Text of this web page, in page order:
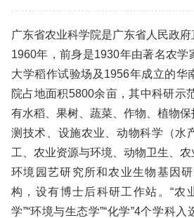
广东省农业科学院是广东省人民政
1960年，前身是1930年由著名农学
大学稻作试验场及1956年成立的华
院占地面积5800余亩，其中科研示
有水稻、果树、蔬菜、作物、植物
测技术、设施农业、动物科学（水
工、农业资源与环境、动物卫生、农
环境园艺研究所和农业生物基因
构，设有博士后科研工作站。“农
学”“环境与生态学”“化学”4个学科入